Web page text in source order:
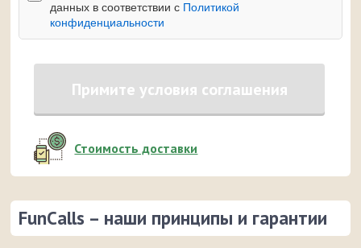
данных в соответствии с Политикой
конфиденциальности
Примите условия соглашения
Стоимость доставки
FunCalls – наши принципы и гарантии